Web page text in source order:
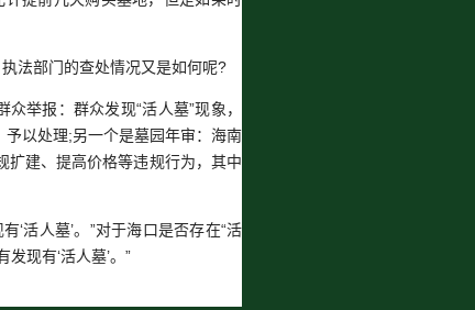
法部门的查处情况又是如何呢?
举报：群众发现“活人墓”现象，
以处理;另一个是墓园年审：海南
扩建、提高价格等违规行为，其中
‘活人墓’。”对于海口是否存在“活
现有‘活人墓’。”